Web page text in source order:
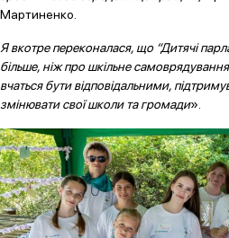
Мартиненко.
Я вкотре переконалася, що “Дитячі
більше, ніж про шкільне
вчаться бути відповідальними,
змінювати свої школи та громади».